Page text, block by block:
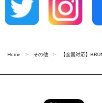
Home その他 【全国対応】